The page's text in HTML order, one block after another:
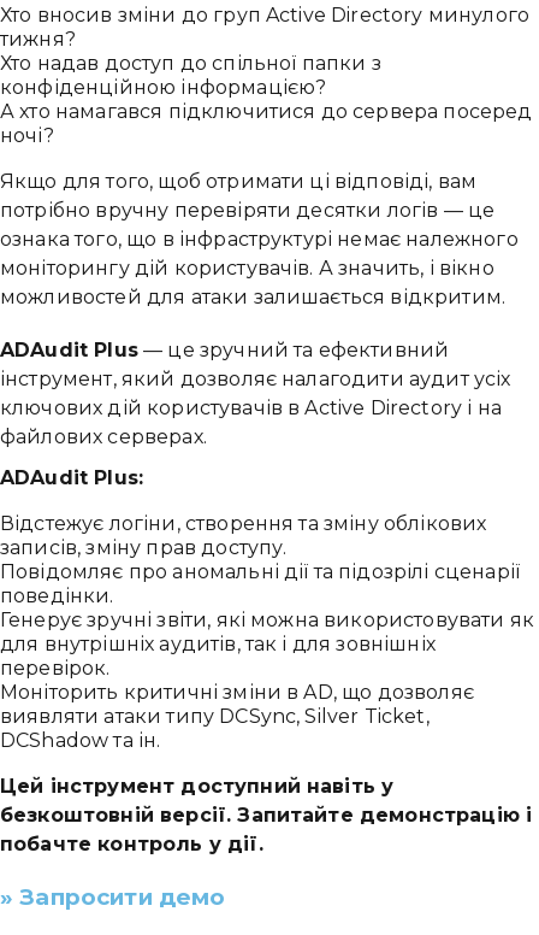
Хто вносив зміни до груп Active Directory минулого
тижня?
Хто надав доступ до спільної папки з
конфіденційною інформацією?
А хто намагався підключитися до сервера посеред
ночі?
Якщо для того, щоб отримати ці відповіді, вам
потрібно вручну перевіряти десятки логів — це
ознака того, що в інфраструктурі немає належного
моніторингу дій користувачів. А значить, і вікно
можливостей для атаки залишається відкритим.
ADAudit Plus— це зручний та ефективний
інструмент, який дозволяє налагодити аудит усіх
ключових дій користувачів в Active Directory і на
файлових серверах.
ADAudit Plus:
Відстежує логіни, створення та зміну облікових
записів, зміну прав доступу.
Повідомляє про аномальні дії та підозрілі сценарії
поведінки.
Генерує зручні звіти, які можна використовувати як
для внутрішніх аудитів, так і для зовнішніх
перевірок.
Моніторить критичні зміни в AD, що дозволяє
виявляти атаки типу DCSync, Silver Ticket,
DCShadow та ін.
Цей інструмент доступний навіть у
безкоштовній версії. Запитайте демонстрацію і
побачте контроль у дії.
» Запросити демо